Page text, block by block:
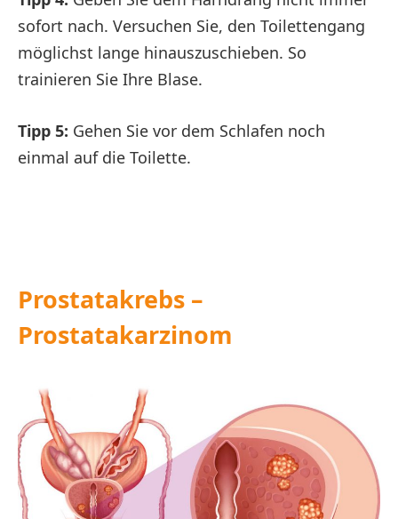
sofort nach. Versuchen Sie, den Toilettengang
möglichst lange hinauszuschieben. So
trainieren Sie Ihre Blase.
Tipp 5: Gehen Sie vor dem Schlafen noch
einmal auf die Toilette.
Prostatakrebs –
Prostatakarzinom